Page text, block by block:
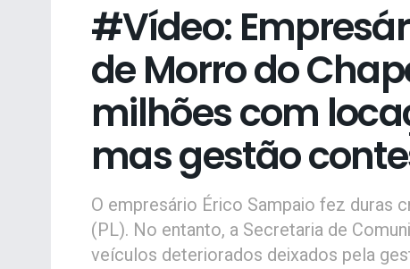
#Vídeo:
de Morro do
milhões com
mas gestão
O empresário Érico Sampaio fez duras
(PL). No entanto, a Secretaria de
veículos deteriorados deixados pela